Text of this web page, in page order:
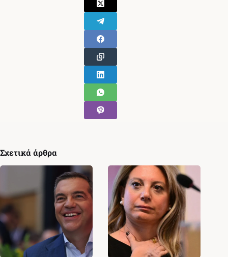
Σχετικά άρθρα